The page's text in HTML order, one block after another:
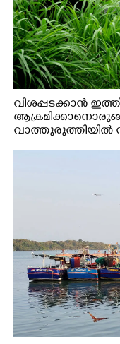
വിശപ്പടക്കാൻ
വാത്തുരുത്തിയിൽ